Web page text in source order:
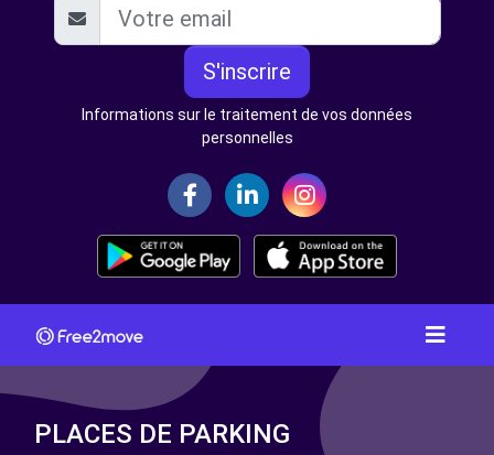
S'inscrire
Informations sur le traitement de vos données
personnelles
PLACES DE PARKING